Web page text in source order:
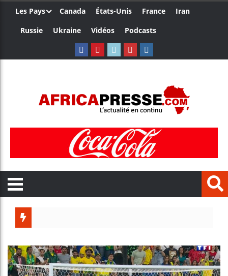
Les Pays Canada États-Unis France
Iran
Russie
Ukraine Vidéos Podcasts
Guinée